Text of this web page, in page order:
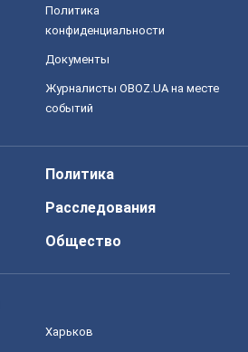
Политика
конфиденциальности
Документы
Журналисты OBOZ.UA на месте
событий
Политика
Расследования
Общество
Харьков